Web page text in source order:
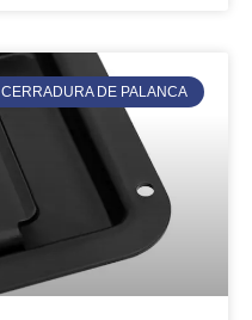
CERRADURA DE PALANCA